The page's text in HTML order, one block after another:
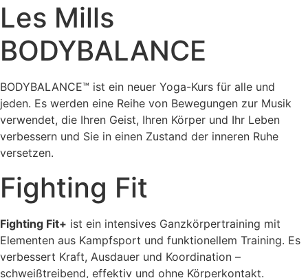
Les Mills
BODYBALANCE
BODYBALANCE™ ist ein neuer Yoga-Kurs für alle und
jeden. Es werden eine Reihe von Bewegungen zur Musik
verwendet, die Ihren Geist, Ihren Körper und Ihr Leben
verbessern und Sie in einen Zustand der inneren Ruhe
versetzen.
Fighting Fit
Fighting Fit+ ist ein intensives Ganzkörpertraining mit
Elementen aus Kampfsport und funktionellem Training. Es
verbessert Kraft, Ausdauer und Koordination –
schweißtreibend, effektiv und ohne Körperkontakt.